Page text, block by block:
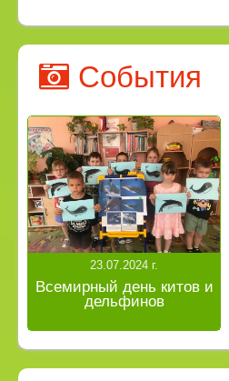
События
23.07.2024 г.
Всемирный день китов и
дельфинов